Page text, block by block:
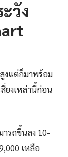
วัง
งแต่ก็มาพร้อม
ยงเหล่านี้ก่อน
ารถขึ้นลง 10-
เหลือ